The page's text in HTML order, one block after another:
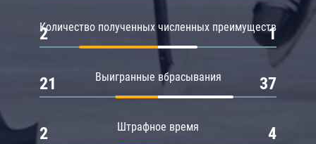
Количество полученных численных преимуществ
2 1
Выигранные вбрасывания
21 37
Штрафное время
2 4